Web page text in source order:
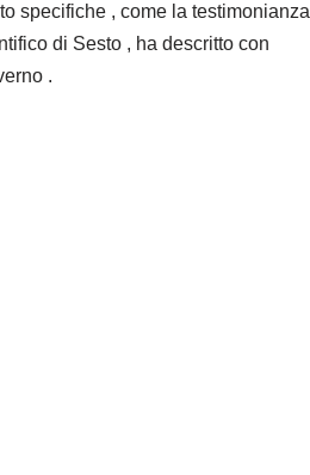
specifiche , come la testimonianza
di Sesto , ha descritto con
.